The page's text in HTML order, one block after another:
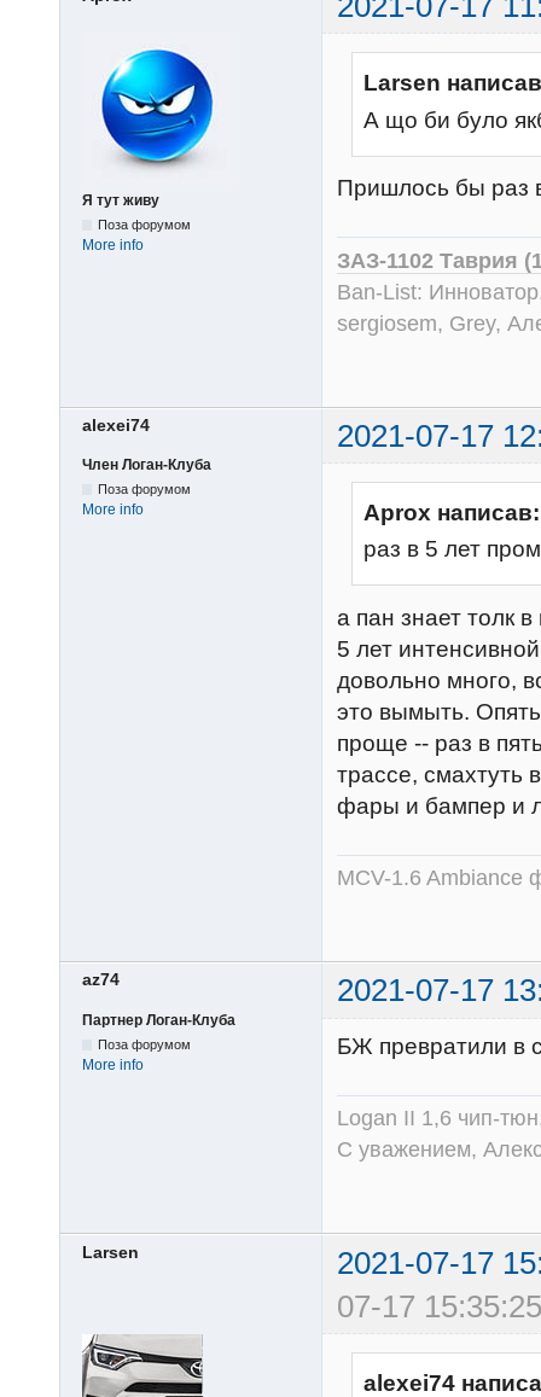
Я тут живу
Поза форумом
More info
Larsen
А що би було
Пришлось бы раз
ЗАЗ-1102 Таврия
Ban-List:
sergiosem, Grey,
alexei74 2021-07-17
Член Логан-Клуба
Поза форумом
More info
Aprox написав:
раз в 5 лет
а пан знает толк
5 лет
довольно много,
это вымыть.
проще -- раз в
трассе, смахтуть
фары и бампер и
MCV-1.6 Ambiance
az74 2021-07-17
Партнер Логан-Клуба
Поза форумом
More info
БЖ превратили в
Logan II 1,6 чип-
С уважением,
Larsen
2021-07-17
07-17
alexei74